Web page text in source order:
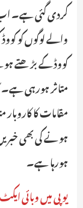
کردی گئی ہے۔
والے لوگوں کو
کووڈ کے بڑھتے
متاثر ہورہی
ہونے کی بھی
ہورہا ہے۔
یوپی میں وبائی ایکٹ 30 جون تک نافذ ، نوٹیفکیشن جاری